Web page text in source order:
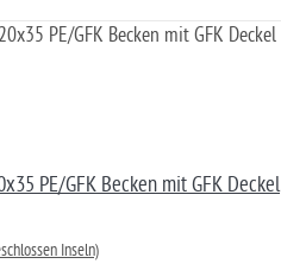
PE/GFK Becken mit GFK Deckel
Inseln)